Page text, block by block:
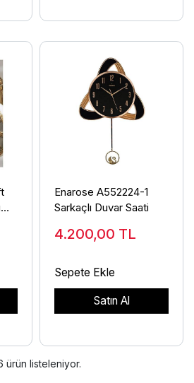
Enarose A552224-1
Sarkaçlı Duvar Saati
4.200,00 TL
Sepete Ekle
Satın Al
ürün listeleniyor.